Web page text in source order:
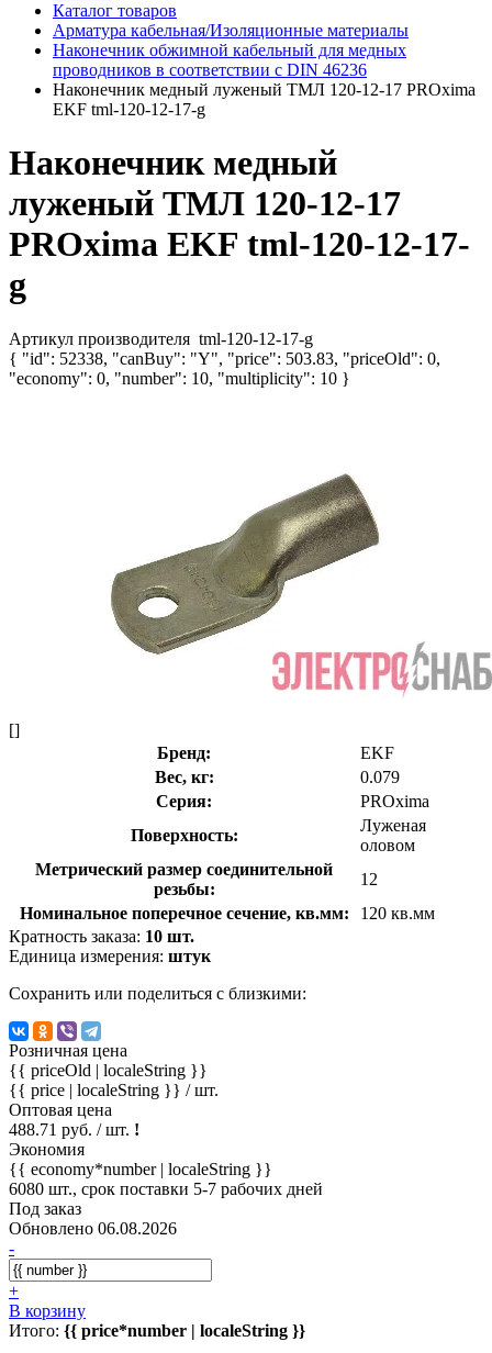
Каталог товаров
Арматура кабельная/Изоляционные материалы
Наконечник обжимной кабельный для медных
проводников в соответствии с DIN 46236
Наконечник медный луженый ТМЛ 120-12-17 PROxima
EKF tml-120-12-17-g
Наконечник медный
луженый ТМЛ 120-12-17
PROxima EKF tml-120-12-17-
g
Артикул производителя tml-120-12-17-g
{ "id": 52338, "canBuy": "Y", "price": 503.83, "priceOld": 0,
"economy": 0, "number": 10, "multiplicity": 10 }
[]
Бренд:
EKF
Вес, кг:
0.079
Серия:
PROxima
Поверхность:
Луженая
оловом
Метрический размер соединительной
резьбы:
12
Номинальное поперечное сечение, кв.мм:
120 кв.мм
Кратность заказа: 10 шт.
Единица измерения: штук
Сохранить или поделиться с близкими:
Розничная цена
{{ priceOld | localeString }}
{{ price | localeString }} / шт.
Оптовая цена
488.71 руб. / шт. !
Экономия
{{ economy*number | localeString }}
6080 шт., срок поставки 5-7 рабочих дней
Под заказ
Обновлено 06.08.2026
-
+
В корзину
Итого: {{ price*number | localeString }}